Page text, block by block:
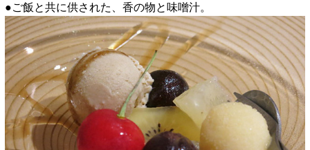
●ご飯と共に供された、香の物と味噌汁。